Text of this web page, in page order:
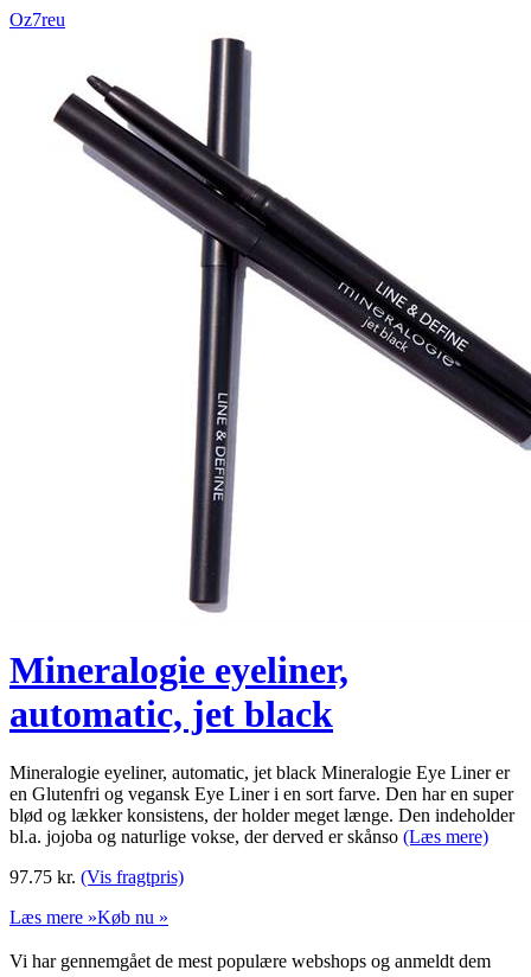
Oz7reu
Mineralogie eyeliner,
automatic, jet black
Mineralogie eyeliner, automatic, jet black Mineralogie Eye Liner er
en Glutenfri og vegansk Eye Liner i en sort farve. Den har en super
blød og lækker konsistens, der holder meget længe. Den indeholder
bl.a. jojoba og naturlige vokse, der derved er skånso (Læs mere)
97.75 kr. (Vis fragtpris)
Læs mere »Køb nu »
Vi har gennemgået de mest populære webshops og anmeldt dem